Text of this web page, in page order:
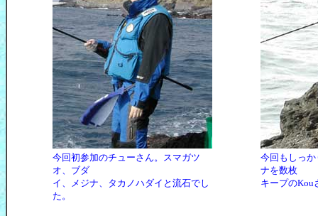
今回初参加のチューさん。スマガツ
オ、ブダ
イ、メジナ、タカノハダイと流石でし
た。
今回もしっ
ナを数枚
キープのKou